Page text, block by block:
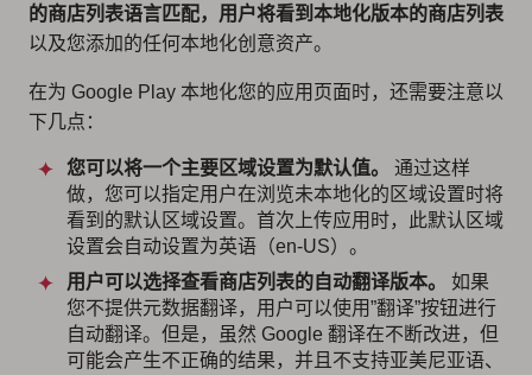
的商店列表语言匹配，用户将看到本地化版本的商店列表
以及您添加的任何本地化创意资产。
在为 Google Play 本地化您的应用页面时，还需要注意以
下几点：
您可以将一个主要区域设置为默认值。
通过这样
做，您可以指定用户在浏览未本地化的区域设置时将
看到的默认区域设置。首次上传应用时，此默认区域
设置会自动设置为英语（en-US）。
用户可以选择查看商店列表的自动翻译版本。 如果
您不提供元数据翻译，用户可以使用”翻译”按钮进行
自动翻译。但是，虽然 Google 翻译在不断改进，但
可能会产生不正确的结果，并且不支持亚美尼亚语、